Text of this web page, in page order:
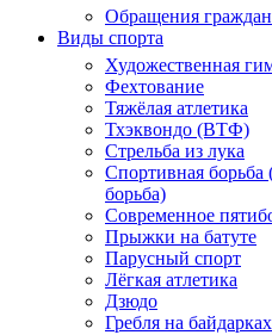
Обращения граждан
Виды спорта
Художественная
Фехтование
Тяжёлая атлетика
Тхэквондо (ВТФ)
Стрельба из лука
Спортивная борьба
борьба)
Современное
Прыжки на батуте
Парусный спорт
Лёгкая атлетика
Дзюдо
Гребля на